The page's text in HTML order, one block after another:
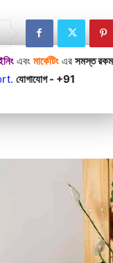
এবংমার্কেটিং এরসমস্ত রকম
.যোগাযোগ - +91